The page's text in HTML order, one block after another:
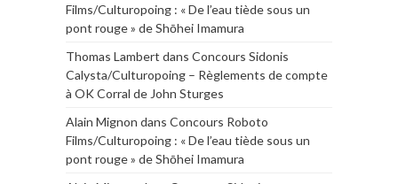
Films/Culturopoing : « De l’eau tiède sous un
pont rouge » de Shōhei Imamura
Thomas Lambert dans Concours Sidonis
Calysta/Culturopoing – Règlements de compte
à OK Corral de John Sturges
Alain Mignon dans Concours Roboto
Films/Culturopoing : « De l’eau tiède sous un
pont rouge » de Shōhei Imamura